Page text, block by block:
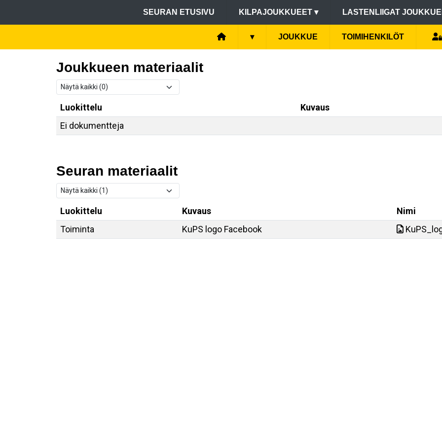
SEURAN ETUSIVU KILPAJOUKKUEET ▾ LASTENLIIGAT
▾ JOUKKUE TOIMIHENKILÖT
Joukkueen materiaalit
Luokittelu Kuvaus
Ei dokumentteja
Seuran materiaalit
Luokittelu Kuvaus
Nimi
Toiminta
KuPS logo Facebook